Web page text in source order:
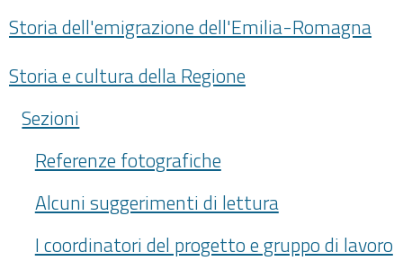
Storia dell'emigrazione dell'Emilia-Romagna
Storia e cultura della Regione
Sezioni
Referenze fotografiche
Alcuni suggerimenti di lettura
I coordinatori del progetto e gruppo di lavoro